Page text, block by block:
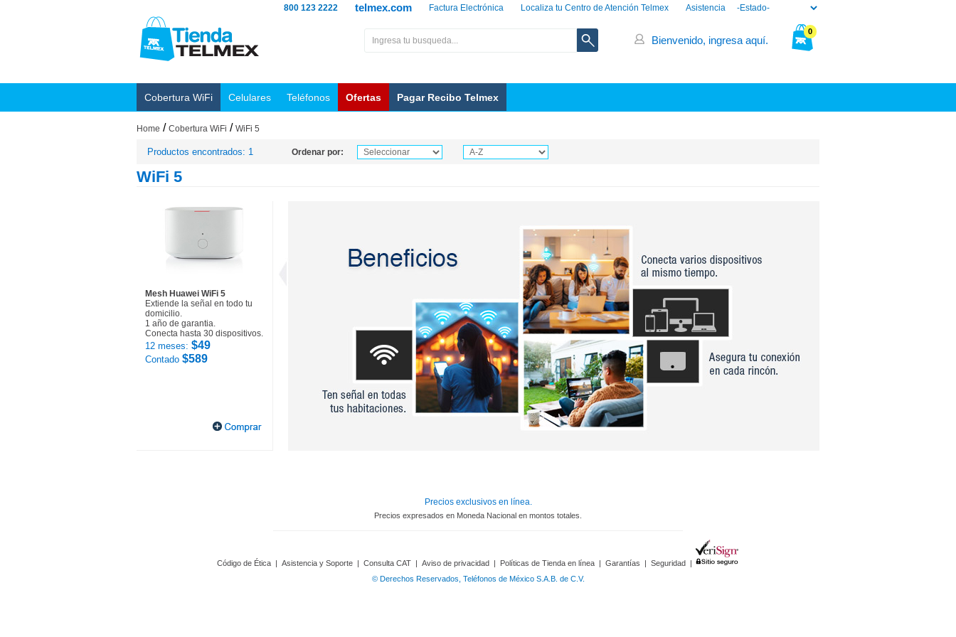
Asistencia
Localiza tu Centro de Atención Telmex
Factura Electrónica
telmex.com
800 123 2222
0
Bienvenido, ingresa aquí.
Cobertura WiFi Celulares Teléfonos Ofertas Pagar Recibo Telmex
Home / Cobertura WiFi / WiFi 5
Productos encontrados: 1 Ordenar por:
WiFi 5
Mesh Huawei WiFi 5
Extiende la señal en todo tu
domicilio.
1 año de garantia.
Conecta hasta 30 dispositivos.
12 meses: $49
Contado $589
Precios exclusivos en línea.
Precios expresados en Moneda Nacional en montos totales.
Código de Ética | Asistencia y Soporte | Consulta CAT | Aviso de privacidad | Políticas de Tienda en línea | Garantías | Seguridad |
© Derechos Reservados, Teléfonos de México S.A.B. de C.V.